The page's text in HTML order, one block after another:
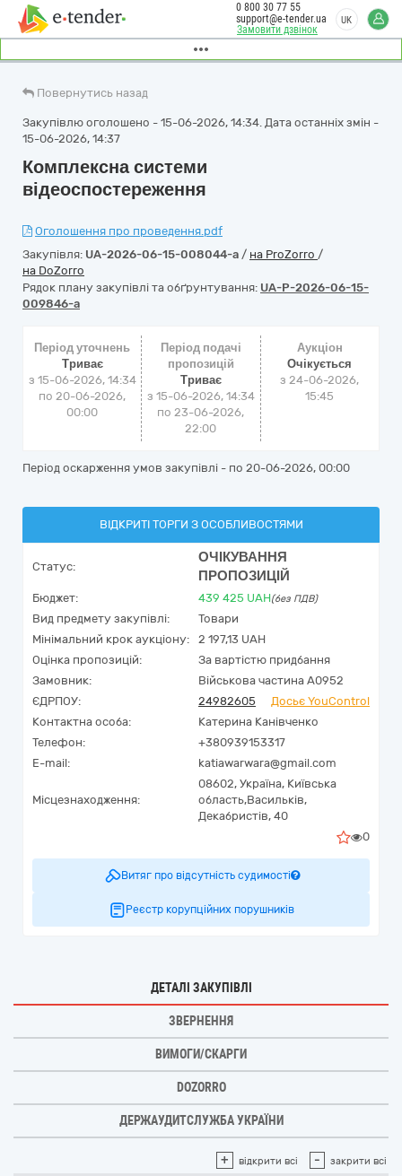
Замовити дзвінок
0 800 30 77 55
support@e-tender.ua
UK
Повернутись назад
Закупівлю оголошено - 15-06-2026, 14:34. Дата останніх змін -
15-06-2026, 14:37
Комплексна системи
відеоспостереження
Оголошення про проведення.pdf
Закупівля: UA-2026-06-15-008044-a / на ProZorro /
на DoZorro
Рядок плану закупівлі та обґрунтування: UA-P-2026-06-15-
009846-a
Період уточнень
Триває
з 15-06-2026, 14:34
по 20-06-2026,
00:00
Період подачі
пропозицій
Триває
з 15-06-2026, 14:34
по 23-06-2026,
22:00
Аукціон
Очікується
з24-06-2026,
15:45
Період оскарження умов закупівлі - по 20-06-2026, 00:00
ВІДКРИТІ ТОРГИ З ОСОБЛИВОСТЯМИ
Статус:
ОЧІКУВАННЯ
ПРОПОЗИЦІЙ
Бюджет: 439 425 UAH(без ПДВ)
Вид предмету закупівлі:
Товари
Мінімальний крок аукціону:
2 197,13 UAH
Оцінка пропозицій:
За вартістю придбання
Замовник:
Військова частина А0952
ЄДРПОУ:
24982605
Досьє YouControl
Контактна особа:
Катерина Канівченко
Телефон:
+380939153317
E-mail:
katiawarwara@gmail.com
Місцезнаходження:
08602, Україна, Київська
область,Васильків,
Декабристів, 40
0
Витяг про відсутність судимості
Реєстр корупційних порушників
ДЕТАЛІ ЗАКУПІВЛІ
ЗВЕРНЕННЯ
ВИМОГИ/СКАРГИ
DOZORRO
ДЕРЖАУДИТСЛУЖБА УКРАЇНИ
+ відкрити всі - закрити всі